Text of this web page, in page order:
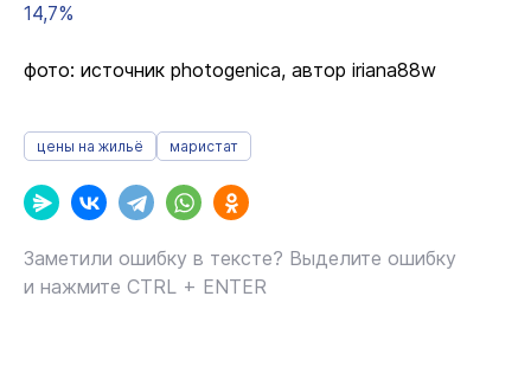
14,7%
фото: источник photogenica, автор iriana88w
цены на жильё маристат
Заметили ошибку в тексте? Выделите ошибку
и нажмите CTRL + ENTER